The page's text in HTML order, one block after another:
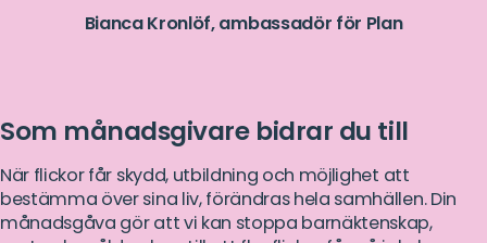
Bianca Kronlöf, ambassadör för Plan
Som månadsgivare bidrar du till
När flickor får skydd, utbildning och möjlighet att
bestämma över sina liv, förändras hela samhällen. Din
månadsgåva gör att vi kan stoppa barnäktenskap,